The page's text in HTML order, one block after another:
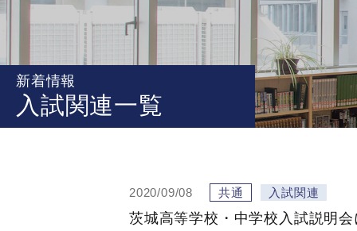
新着情報
入試関連一覧
2020/09/08 共通 入試関連
茨城高等学校・中学校入試説明